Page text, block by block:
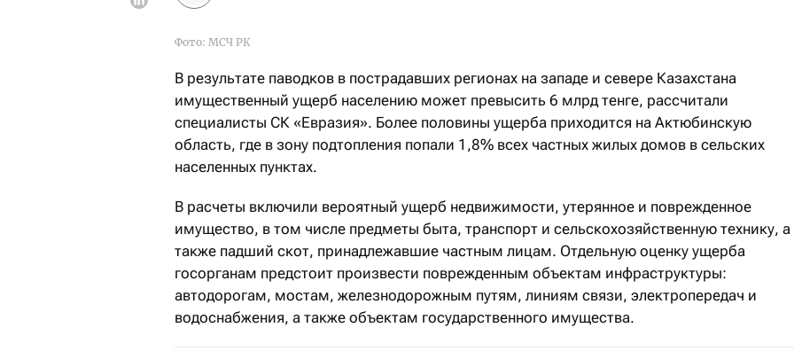
Фото: МСЧ РК
В результате паводков в пострадавших регионах на западе и севере Казахстана
имущественный ущерб населению может превысить 6 млрд тенге, рассчитали
специалисты СК «Евразия». Более половины ущерба приходится на Актюбинскую
область, где в зону подтопления попали 1,8% всех частных жилых домов в сельских
населенных пунктах.
В расчеты включили вероятный ущерб недвижимости, утерянное и поврежденное
имущество, в том числе предметы быта, транспорт и сельскохозяйственную технику, а
также падший скот, принадлежавшие частным лицам. Отдельную оценку ущерба
госорганам предстоит произвести поврежденным объектам инфраструктуры:
автодорогам, мостам, железнодорожным путям, линиям связи, электропередач и
водоснабжения, а также объектам государственного имущества.